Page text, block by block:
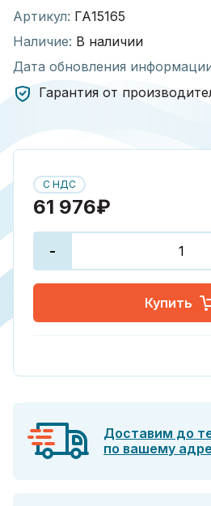
Артикул: ГА15165
Наличие: В наличии
Дата обновления
Гарантия от
С НДС
61 976₽
-
Купить
Доставим до
по вашему